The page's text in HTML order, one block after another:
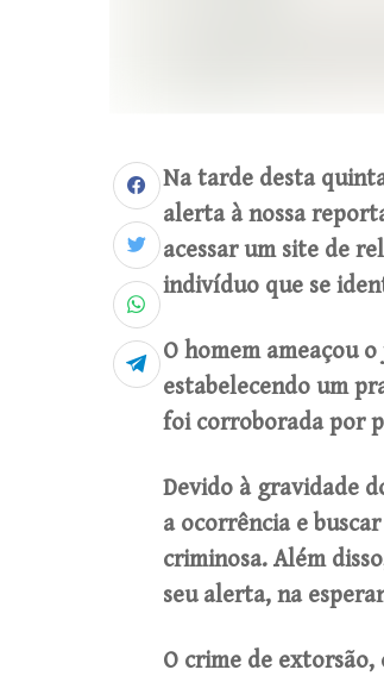
Na tarde desta
alerta à nossa
acessar um site de
indivíduo que se
O homem ameaçou
estabelecendo um
foi corroborada por
Devido à gravidade
a ocorrência e
criminosa. Além
seu alerta, na
O crime de